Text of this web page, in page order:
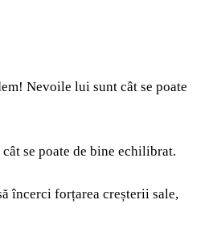
Nevoile lui sunt cât se poate
se poate de bine echilibrat.
încerci forțarea creșterii sale,